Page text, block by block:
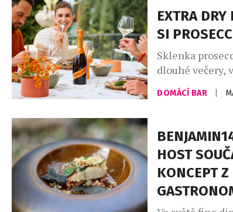
připravila na
degustačních
restauraci
EXTRA DRY
SI
Sklenka
dlouhé večery,
setkání s
našich
jemně
místo.
připadá na […]
DOMÁCÍ BAR
HOST
KONCEPT